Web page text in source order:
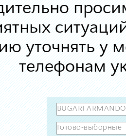
уточнять у
телефонам